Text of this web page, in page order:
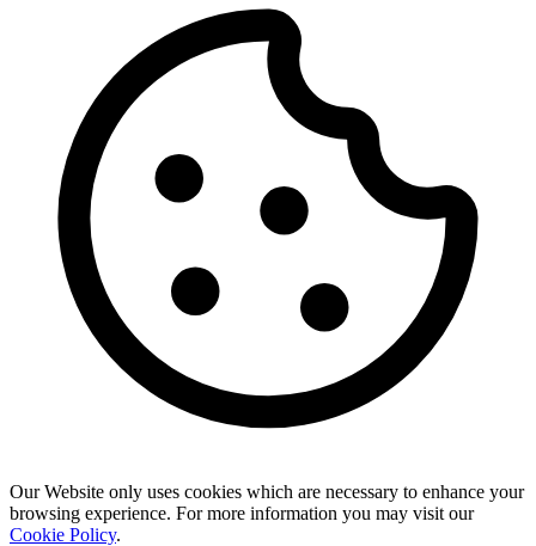
Our Website only uses cookies which are necessary to enhance your
browsing experience. For more information you may visit our
Cookie Policy.